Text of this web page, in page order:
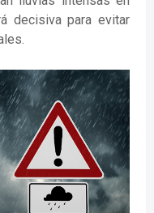
decisiva para evitar